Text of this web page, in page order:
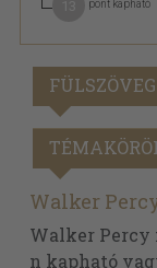
pont kapható
FÜLSZÖVEG
Walker
Walker
n kapható